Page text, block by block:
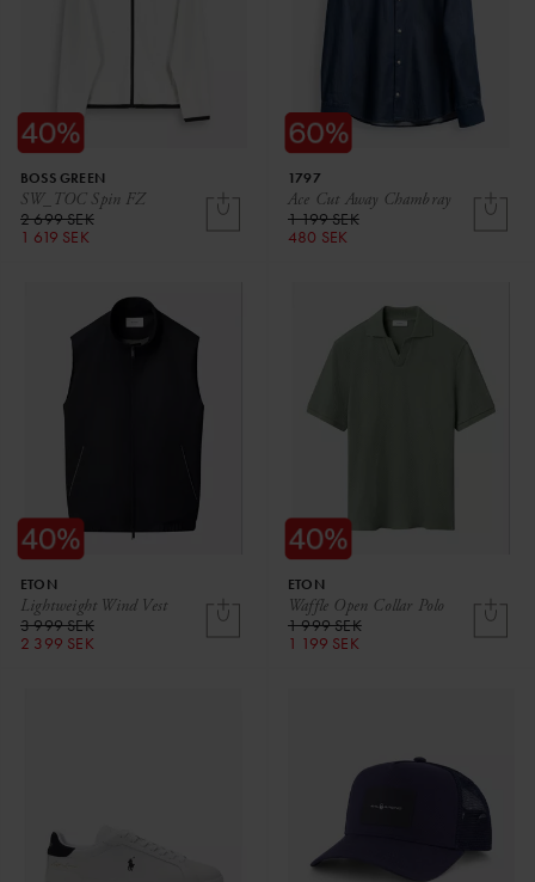
SW_TOC Spin FZ
BOSS GREEN
2 699 SEK
1 619 SEK
Ace Cut Away Chambray
1797
1 199 SEK
480 SEK
Lightweight Wind Vest
ETON
3 999 SEK
2 399 SEK
Waffle Open Collar Polo
ETON
1 999 SEK
1 199 SEK